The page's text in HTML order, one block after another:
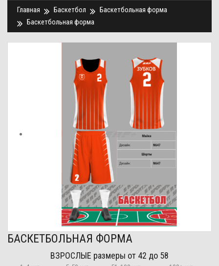
Главная
Баскетбол
Баскетбольная форма
Баскетбольная форма
БАСКЕТБОЛЬНАЯ ФОРМА
ВЗРОСЛЫЕ размеры от 42 до 58